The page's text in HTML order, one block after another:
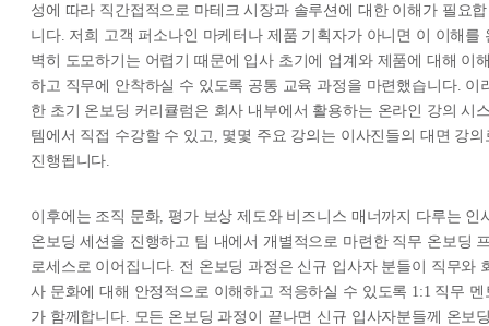
성에 따라 직간접적으로 마테크 시장과 솔루션에 대한 이해가 필요합
니다. 저희 고객 퍼소나인 마케터나 제품 기획자가 아니면 이 이해를
벽히 도모하기는 어렵기 때문에 입사 초기에 업계와 제품에 대해 이
하고 직무에 안착하실 수 있도록 공통 교육 과정을 마련했습니다. 이
한 초기 온보딩 커리큘럼은 회사 내부에서 활용하는 온라인 강의 시
템에서 직접 수강할 수 있고, 몇몇 주요 강의는 이사진들의 대면 강의
진행됩니다.
이후에는 조직 문화, 평가 보상 제도와 비즈니스 매너까지 다루는 인
온보딩 세션을 진행하고 팀 내에서 개별적으로 마련한 직무 온보딩
로세스로 이어집니다. 전 온보딩 과정은 신규 입사자 분들이 직무와
사 문화에 대해 안정적으로 이해하고 적응하실 수 있도록 1:1 직무 멘
가 함께합니다. 모든 온보딩 과정이 끝나면 신규 입사자분들께 온보